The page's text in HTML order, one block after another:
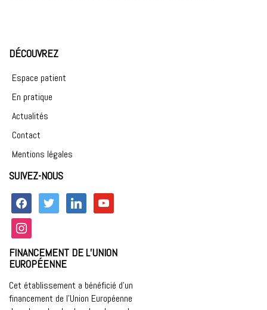
DÉCOUVREZ
Espace patient
En pratique
Actualités
Contact
Mentions légales
SUIVEZ-NOUS
facebook twitter linkedin
youtube
instagram
FINANCEMENT DE L’UNION
EUROPÉENNE
Cet établissement a bénéficié d’un
financement de l’Union Européenne